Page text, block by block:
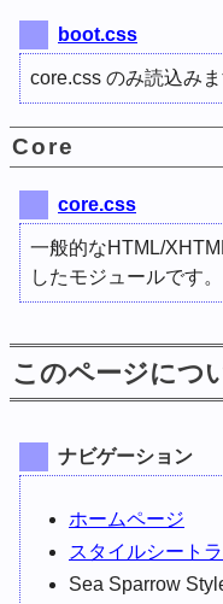
boot.css
core.css のみ読込みま
Core
core.css
一般的なHTML/
したモジュールです。
このページにつ
ナビゲーション
ホームページ
スタイルシート
Sea Sparrow